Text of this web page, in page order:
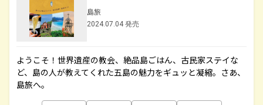
島旅
2024.07.04 発売
ようこそ！世界遺産の教会、絶品島ごはん、古民家ステイな
ど、島の人が教えてくれた五島の魅力をギュッと凝縮。さあ、
島旅へ。